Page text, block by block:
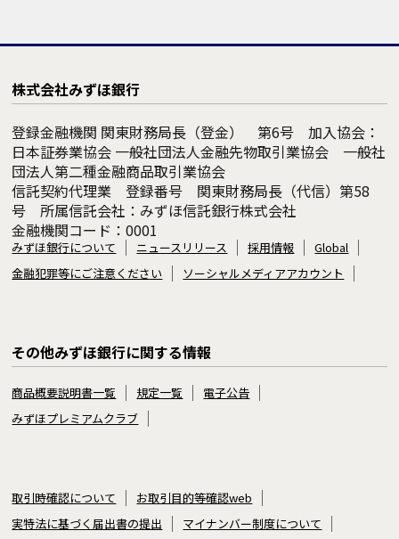
株式会社みずほ銀行
登録金融機関 関東財務局長（登金） 第6号 加入協会：
日本証券業協会 一般社団法人金融先物取引業協会 一般社
団法人第二種金融商品取引業協会
信託契約代理業 登録番号 関東財務局長（代信）第58
号 所属信託会社：みずほ信託銀行株式会社
金融機関コード：0001
みずほ銀行について ニュースリリース 採用情報
Global
金融犯罪等にご注意ください
ソーシャルメディアアカウント
その他みずほ銀行に関する情報
商品概要説明書一覧 規定一覧
電子公告
みずほプレミアムクラブ
取引時確認について
お取引目的等確認web
実特法に基づく届出書の提出
マイナンバー制度について